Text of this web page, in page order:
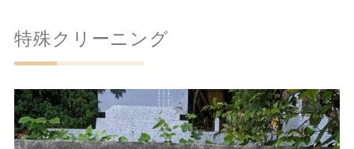
特殊クリーニング